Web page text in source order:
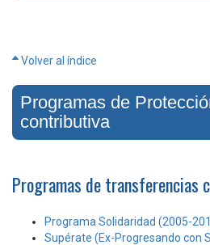
Volver al índice
Programas de
contributiva
Programas de transferencias
Programa Solidaridad (2005-
Supérate (Ex-Progresando con